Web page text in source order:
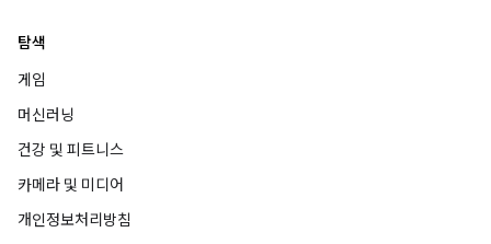
탐색
게임
머신러닝
건강 및 피트니스
카메라 및 미디어
개인정보처리방침